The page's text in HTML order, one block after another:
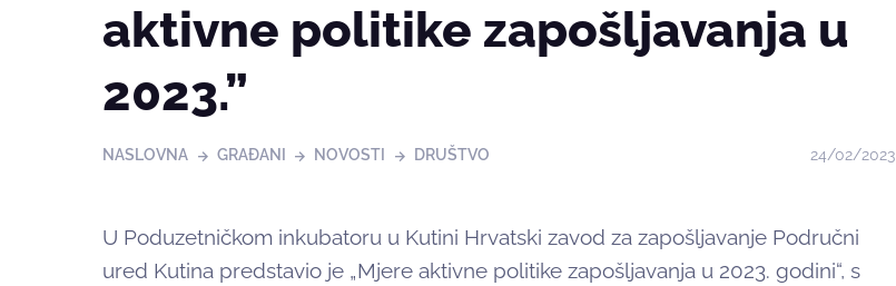
aktivne politike zapošljavanja u
2023.”
NASLOVNA GRAĐANI NOVOSTI DRUŠTVO 24/02/2023
U Poduzetničkom inkubatoru u Kutini Hrvatski zavod za zapošljavanje Područni
ured Kutina predstavio je „Mjere aktivne politike zapošljavanja u 2023. godini“, s